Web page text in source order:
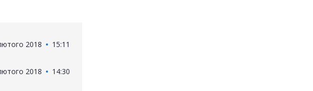
2018 15:11
2018 14:30